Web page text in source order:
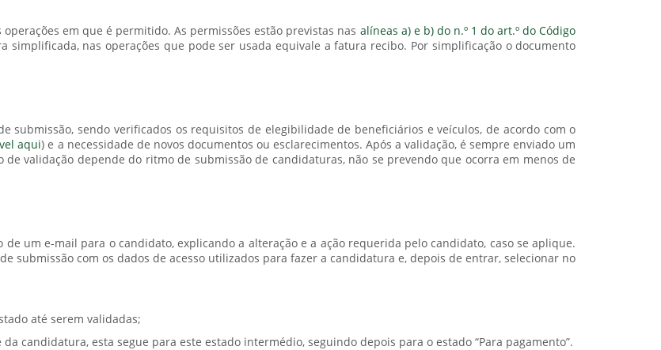
em que é permitido. As permissões estão previstas nas alíneas a) e b) do n.º 1 do art.º do Código
simplificada, nas operações que pode ser usada equivale a fatura recibo. Por simplificação o documento
submissão, sendo verificados os requisitos de elegibilidade de beneficiários e veículos, de acordo com o
aqui) e a necessidade de novos documentos ou esclarecimentos. Após a validação, é sempre enviado um
validação depende do ritmo de submissão de candidaturas, não se prevendo que ocorra em menos de
um e-mail para o candidato, explicando a alteração e a ação requerida pelo candidato, caso se aplique.
submissão com os dados de acesso utilizados para fazer a candidatura e, depois de entrar, selecionar no
até serem validadas;
candidatura, esta segue para este estado intermédio, seguindo depois para o estado “Para pagamento”.